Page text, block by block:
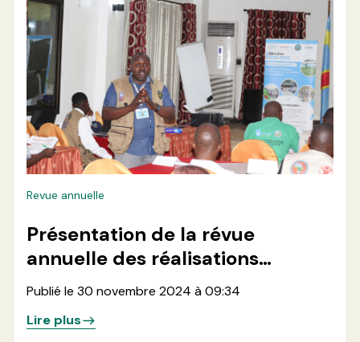
Revue annuelle
Présentation de la révue
annuelle des réalisations
annuelle 2024
Publié le 30 novembre 2024 à 09:34
Lire plus